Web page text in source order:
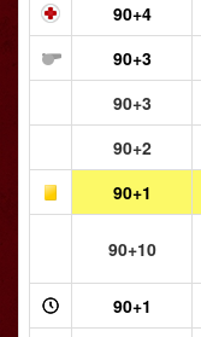
90+4
90+3
90+3
90+2
90+1
90+10
90+1